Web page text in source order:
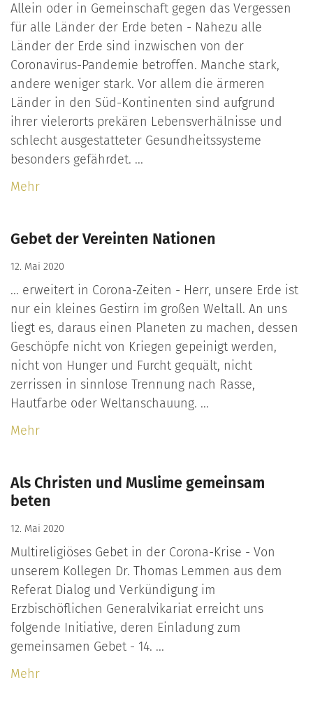
Allein oder in Gemeinschaft gegen das Vergessen
für alle Länder der Erde beten - Nahezu alle
Länder der Erde sind inzwischen von der
Coronavirus-Pandemie betroffen. Manche stark,
andere weniger stark. Vor allem die ärmeren
Länder in den Süd-Kontinenten sind aufgrund
ihrer vielerorts prekären Lebensverhälnisse und
schlecht ausgestatteter Gesundheitssysteme
besonders gefährdet. ...
Mehr
Gebet der Vereinten Nationen
12. Mai 2020
... erweitert in Corona-Zeiten - Herr, unsere Erde ist
nur ein kleines Gestirn im großen Weltall. An uns
liegt es, daraus einen Planeten zu machen, dessen
Geschöpfe nicht von Kriegen gepeinigt werden,
nicht von Hunger und Furcht gequält, nicht
zerrissen in sinnlose Trennung nach Rasse,
Hautfarbe oder Weltanschauung. ...
Mehr
Als Christen und Muslime gemeinsam
beten
12. Mai 2020
Multireligiöses Gebet in der Corona-Krise - Von
unserem Kollegen Dr. Thomas Lemmen aus dem
Referat Dialog und Verkündigung im
Erzbischöflichen Generalvikariat erreicht uns
folgende Initiative, deren Einladung zum
gemeinsamen Gebet - 14. ...
Mehr